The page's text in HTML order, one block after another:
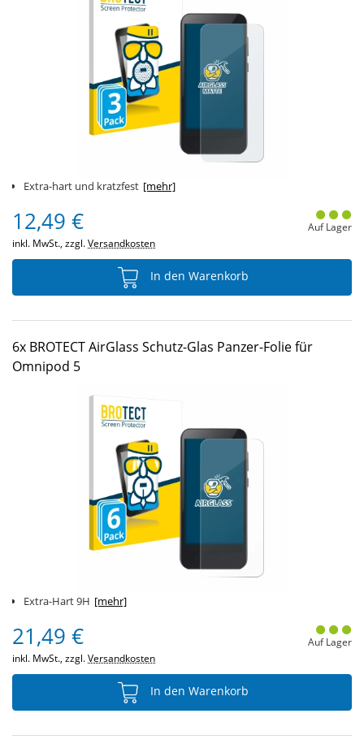
Extra-hart und kratzfest [mehr]
12,49 €
inkl. MwSt., zzgl.Versandkosten
Auf Lager
In den Warenkorb
6x BROTECT AirGlass Schutz-Glas Panzer-Folie für
Omnipod 5
Extra-Hart 9H [mehr]
21,49 €
inkl. MwSt., zzgl.Versandkosten
Auf Lager
In den Warenkorb